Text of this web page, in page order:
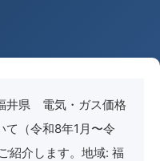
井県 電気・ガス価格
て（令和8年1月〜令
紹介します。地域: 福